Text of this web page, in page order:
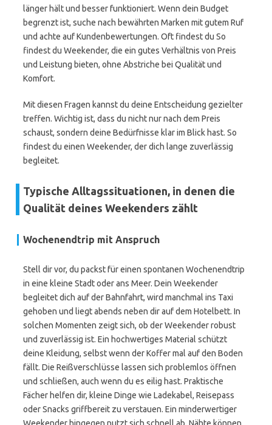
länger hält und besser funktioniert. Wenn dein Budget
begrenzt ist, suche nach bewährten Marken mit gutem Ruf
und achte auf Kundenbewertungen. Oft findest du So
findest du Weekender, die ein gutes Verhältnis von Preis
und Leistung bieten, ohne Abstriche bei Qualität und
Komfort.
Mit diesen Fragen kannst du deine Entscheidung gezielter
treffen. Wichtig ist, dass du nicht nur nach dem Preis
schaust, sondern deine Bedürfnisse klar im Blick hast. So
findest du einen Weekender, der dich lange zuverlässig
begleitet.
Typische Alltagssituationen, in denen die
Qualität deines Weekenders zählt
Wochenendtrip mit Anspruch
Stell dir vor, du packst für einen spontanen Wochenendtrip
in eine kleine Stadt oder ans Meer. Dein Weekender
begleitet dich auf der Bahnfahrt, wird manchmal ins Taxi
gehoben und liegt abends neben dir auf dem Hotelbett. In
solchen Momenten zeigt sich, ob der Weekender robust
und zuverlässig ist. Ein hochwertiges Material schützt
deine Kleidung, selbst wenn der Koffer mal auf den Boden
fällt. Die Reißverschlüsse lassen sich problemlos öffnen
und schließen, auch wenn du es eilig hast. Praktische
Fächer helfen dir, kleine Dinge wie Ladekabel, Reisepass
oder Snacks griffbereit zu verstauen. Ein minderwertiger